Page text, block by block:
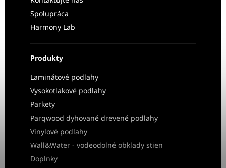
Spolupráca
Harmony Lab
Produkty
Laminátové podlahy
Vysokotlakové podlahy
Parkety
Parqwood dyhované drevené podlahy
Vinylové podlahy
Wall&Water - vodeodolné obklady stien
Doplnky